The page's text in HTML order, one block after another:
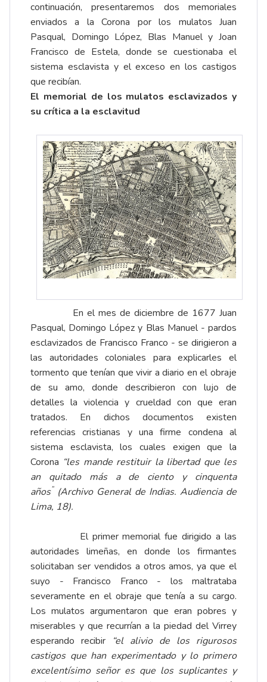
continuación, presentaremos dos memoriales
enviados a la Corona por los mulatos Juan
Pasqual, Domingo López, Blas Manuel y Joan
Francisco de Estela, donde se cuestionaba el
sistema esclavista y el exceso en los castigos
que recibían.
El memorial de los mulatos esclavizados y
su crítica a la esclavitud
En el mes de diciembre de 1677 Juan
Pasqual, Domingo López y Blas Manuel- pardos
esclavizados de Francisco Franco - se dirigieron a
las autoridades coloniales para explicarles el
tormento que tenían que vivir a diario en el obraje
de su amo, donde describieron con lujo de
detalles la violencia y crueldad con que eran
tratados. En dichos documentos existen
referencias cristianas y una firme condena al
sistema esclavista, los cuales exigen que la
Corona “les mande restituir la libertad que les
an quitado más a de ciento y cinquenta
años” (Archivo General de Indias. Audiencia de
Lima, 18).
El primer memorial fue dirigido a las
autoridades limeñas, en donde los firmantes
solicitaban ser vendidos a otros amos, ya que el
suyo - Francisco Franco - los maltrataba
severamente en el obraje que tenía a su cargo.
Los mulatos argumentaron que eran pobres y
miserables y que recurrían a la piedad del Virrey
esperando recibir
“el alivio de los rigurosos
castigos que han experimentado y lo primero
excelentísimo señor es que los suplicantes y